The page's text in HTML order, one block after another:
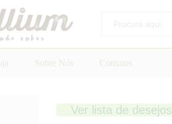
Sobre Nós Contatos
Ver lista de desejos